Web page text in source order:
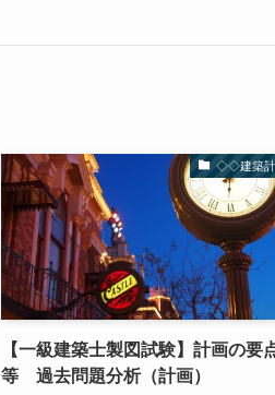
◇◇建築
【一級建築士製図試験】計画の要
等 過去問題分析（計画）